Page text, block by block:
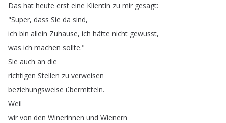
Das hat heute erst eine Klientin zu mir gesagt:
"Super, dass Sie da sind,
ich bin allein Zuhause, ich hätte nicht gewusst,
was ich machen sollte."
Sie auch an die
richtigen Stellen zu verweisen
beziehungsweise übermitteln.
Weil
wir von den Winerinnen und Wienern